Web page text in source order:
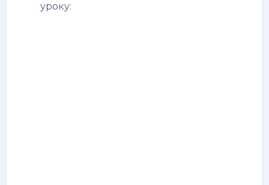
уроку: